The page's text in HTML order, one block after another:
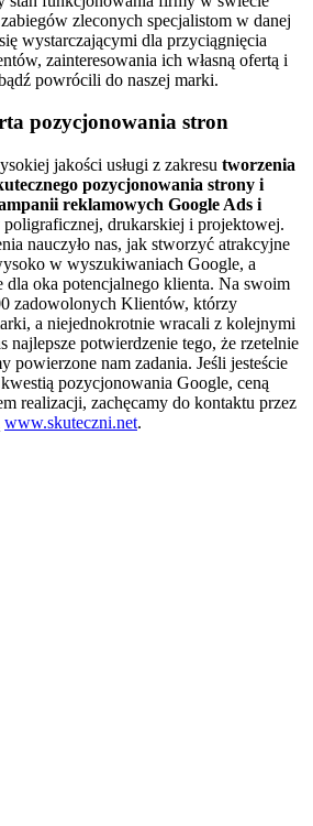
zleconych specjalistom w danej
wystarczającymi dla przyciągnięcia
zainteresowania ich własną ofertą i
powrócili do naszej marki.
pozycjonowania stron
jakości usługi z zakresu tworzenia
pozycjonowania strony i
reklamowych Google Ads i
poligraficznej, drukarskiej i projektowej.
nauczyło nas, jak stworzyć atrakcyjne
w wyszukiwaniach Google, a
dla oka potencjalnego klienta. Na swoim
zadowolonych Klientów, którzy
a niejednokrotnie wracali z kolejnymi
najlepsze potwierdzenie tego, że rzetelnie
powierzone nam zadania. Jeśli jesteście
pozycjonowania Google, ceną
realizacji, zachęcamy do kontaktu przez
www.skuteczni.net.